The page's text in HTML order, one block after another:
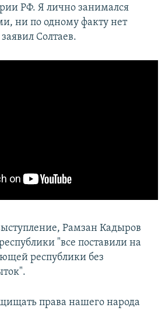
РФ. Я лично занимался
ни по одному факту нет
Солтаев.
Рамзан Кадыров
"все поставили на
республики без
права нашего народа